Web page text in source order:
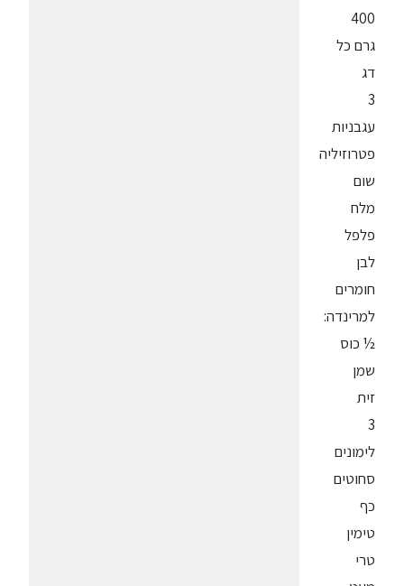
400
גרם כל
דג
3
עגבניות
פטרוזיליה
שום
מלח
פלפל
לבן
חומרים
למרינדה:
½ כוס
שמן
זית
3
לימונים
סחוטים
כף
טימין
טרי